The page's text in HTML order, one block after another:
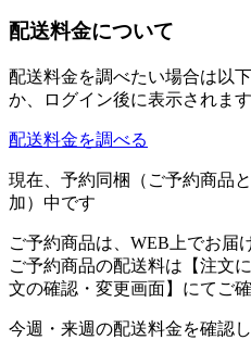
配送料金について
配送料金を調べたい場合は以
か、ログイン後に表示されます
配送料金を調べる
現在、予約同梱（ご予約商品
加）中です
ご予約商品は、WEB上でお届
ご予約商品の配送料は【注文
文の確認・変更画面】にてご確
今週・来週の配送料金を確認し